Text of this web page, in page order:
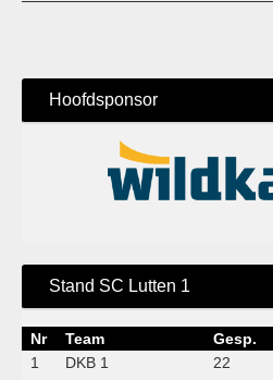
Hoofdsponsor
Stand SC Lutten 1
Nr Team Gesp.
1
DKB 1 22